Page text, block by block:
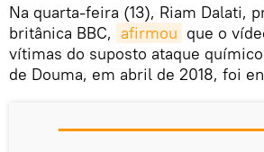
Na quarta-feira (13), Riam Dalati,
britânica BBC, afirmou que o
vítimas do suposto ataque
de Douma, em abril de 2018, foi